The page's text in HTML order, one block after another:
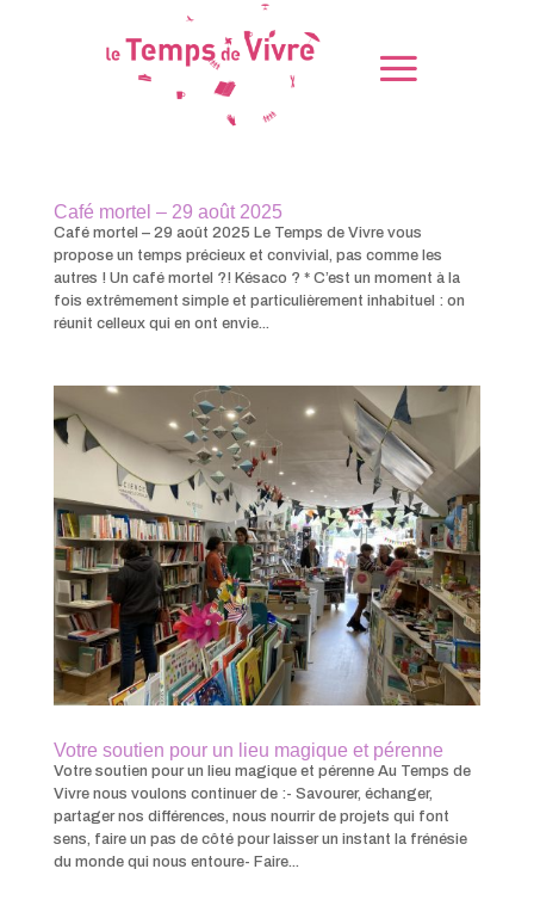
Café mortel – 29 août 2025
Café mortel – 29 août 2025 Le Temps de Vivre vous
propose un temps précieux et convivial, pas comme les
autres ! Un café mortel ?! Késaco ? * C’est un moment à la
fois extrêmement simple et particulièrement inhabituel : on
réunit celleux qui en ont envie...
Votre soutien pour un lieu magique et pérenne
Votre soutien pour un lieu magique et pérenne Au Temps de
Vivre nous voulons continuer de :- Savourer, échanger,
partager nos différences, nous nourrir de projets qui font
sens, faire un pas de côté pour laisser un instant la frénésie
du monde qui nous entoure- Faire...